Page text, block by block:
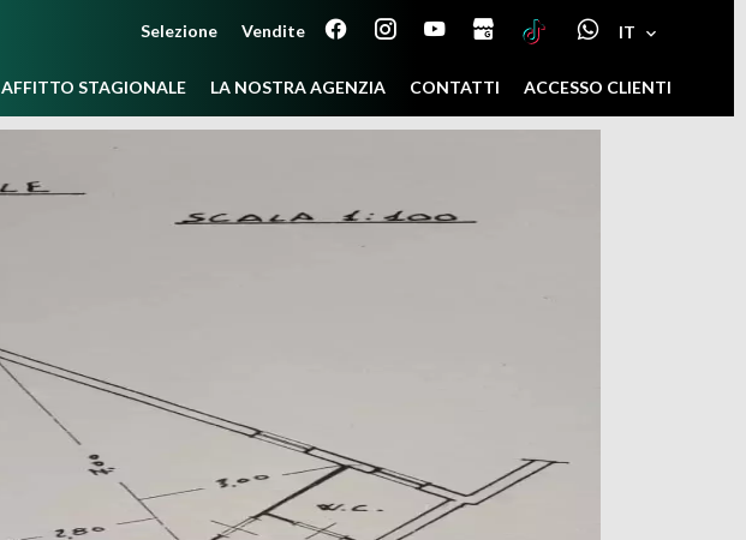
Selezione Vendite IT
AFFITTO STAGIONALE LA NOSTRA AGENZIA CONTATTI ACCESSO CLIENTI